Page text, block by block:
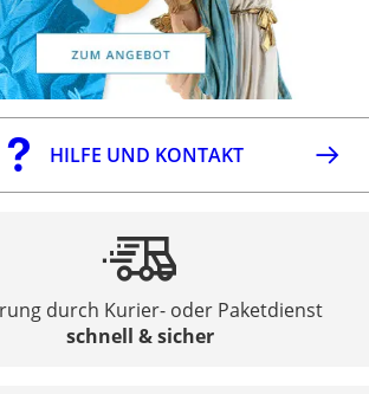
HILFE UND KONTAKT
durch Kurier- oder Paketdienst
schnell & sicher